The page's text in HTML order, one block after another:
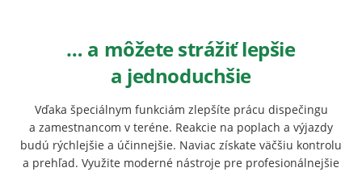
… a môžete strážiť lepšie
a jednoduchšie
Vďaka špeciálnym funkciám zlepšíte prácu dispečingu
a zamestnancom v teréne. Reakcie na poplach a výjazdy
budú rýchlejšie a účinnejšie. Naviac získate väčšiu kontrolu
a prehľad. Využite moderné nástroje pre profesionálnejšie